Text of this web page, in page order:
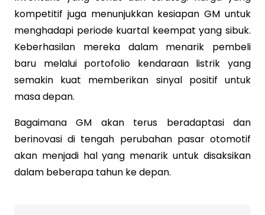
kompetitif juga menunjukkan kesiapan GM untuk
menghadapi periode kuartal keempat yang sibuk.
Keberhasilan mereka dalam menarik pembeli
baru melalui portofolio kendaraan listrik yang
semakin kuat memberikan sinyal positif untuk
masa depan.
Bagaimana GM akan terus beradaptasi dan
berinovasi di tengah perubahan pasar otomotif
akan menjadi hal yang menarik untuk disaksikan
dalam beberapa tahun ke depan.